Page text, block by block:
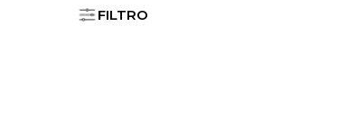
FILTRO